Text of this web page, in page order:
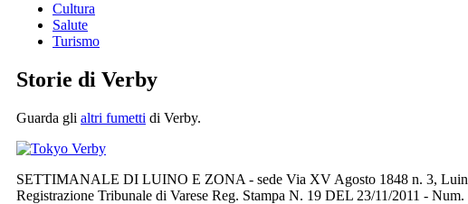
Cultura
Salute
Turismo
Storie di Verby
Guarda gli altri fumetti di Verby.
SETTIMANALE DI LUINO E ZONA - sede Via XV Agosto 1848 n. 3,
Registrazione Tribunale di Varese Reg. Stampa N. 19 DEL 23/11/2011 - Num.